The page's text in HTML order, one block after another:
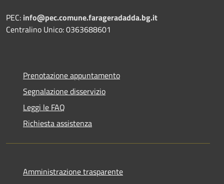
PEC: info@pec.comune.farageradadda.bg.it
Centralino Unico: 0363688601
Prenotazione appuntamento
Segnalazione disservizio
Leggi le FAQ
Richiesta assistenza
Amministrazione trasparente